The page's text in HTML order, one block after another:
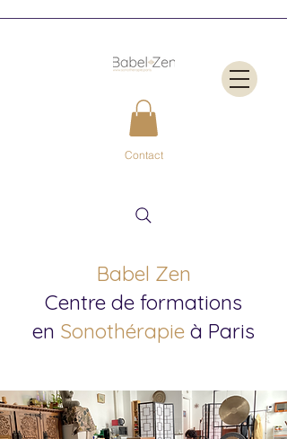
Babel Zen
Centre de formations
en Sonothérapie à Paris
Contact